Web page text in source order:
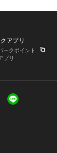
アプリ
ークポイント
プリ